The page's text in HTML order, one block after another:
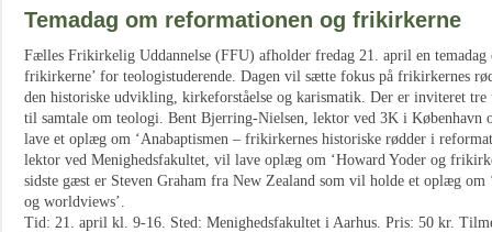
Temadag om reformationen og frikirkerne
Fælles Frikirkelig Uddannelse (FFU) afholder fredag 21. april en temadag
frikirkerne’ for teologistuderende. Dagen vil sætte fokus på frikirkernes
den historiske udvikling, kirkeforståelse og karismatik. Der er inviteret
til samtale om teologi. Bent Bjerring-Nielsen, lektor ved 3K i
lave et oplæg om ‘Anabaptismen – frikirkernes historiske rødder i
lektor ved Menighedsfakultet, vil lave oplæg om ‘Howard Yoder og
sidste gæst er Steven Graham fra New Zealand som vil holde et oplæg
og worldviews’.
Tid: 21. april kl. 9-16. Sted: Menighedsfakultet i Aarhus. Pris: 50 kr.